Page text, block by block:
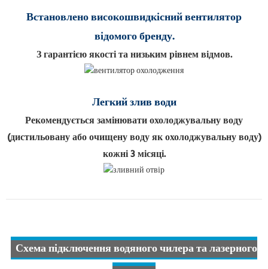
Встановлено високошвидкісний вентилятор
відомого бренду.
З гарантією якості та низьким рівнем відмов.
Легкий злив води
Рекомендується замінювати охолоджувальну воду
(дистильовану або очищену воду як охолоджувальну воду)
кожні 3 місяці.
Схема підключення водяного чилера та лазерного